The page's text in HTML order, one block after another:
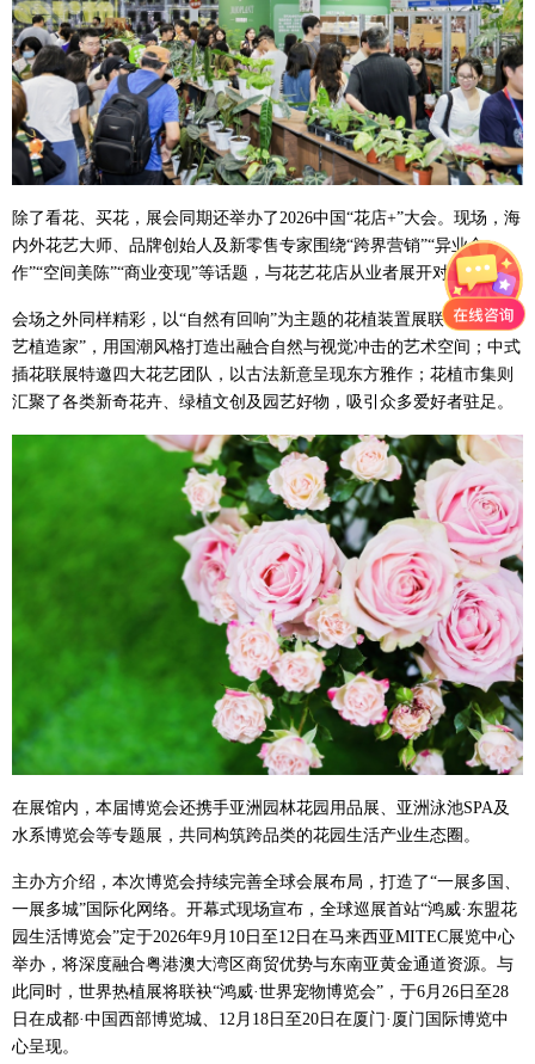
除了看花、买花，展会同期还举办了2026中国“花店+”大会。现场，海
内外花艺大师、品牌创始人及新零售专家围绕“跨界营销”“异业合
作”“空间美陈”“商业变现”等话题，与花艺花店从业者展开对话。
会场之外同样精彩，以“自然有回响”为主题的花植装置展联手多位“花
艺植造家”，用国潮风格打造出融合自然与视觉冲击的艺术空间；中式
插花联展特邀四大花艺团队，以古法新意呈现东方雅作；花植市集则
汇聚了各类新奇花卉、绿植文创及园艺好物，吸引众多爱好者驻足。
在展馆内，本届博览会还携手亚洲园林花园用品展、亚洲泳池SPA及
水系博览会等专题展，共同构筑跨品类的花园生活产业生态圈。
主办方介绍，本次博览会持续完善全球会展布局，打造了“一展多国、
一展多城”国际化网络。开幕式现场宣布，全球巡展首站“鸿威·东盟花
园生活博览会”定于2026年9月10日至12日在马来西亚MITEC展览中心
举办，将深度融合粤港澳大湾区商贸优势与东南亚黄金通道资源。与
此同时，世界热植展将联袂“鸿威·世界宠物博览会”，于6月26日至28
日在成都·中国西部博览城、12月18日至20日在厦门·厦门国际博览中
心呈现。